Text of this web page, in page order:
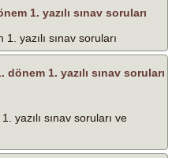
1. yazılı sınav soruları
yazılı sınav soruları
1. yazılı sınav soruları
yazılı sınav soruları ve